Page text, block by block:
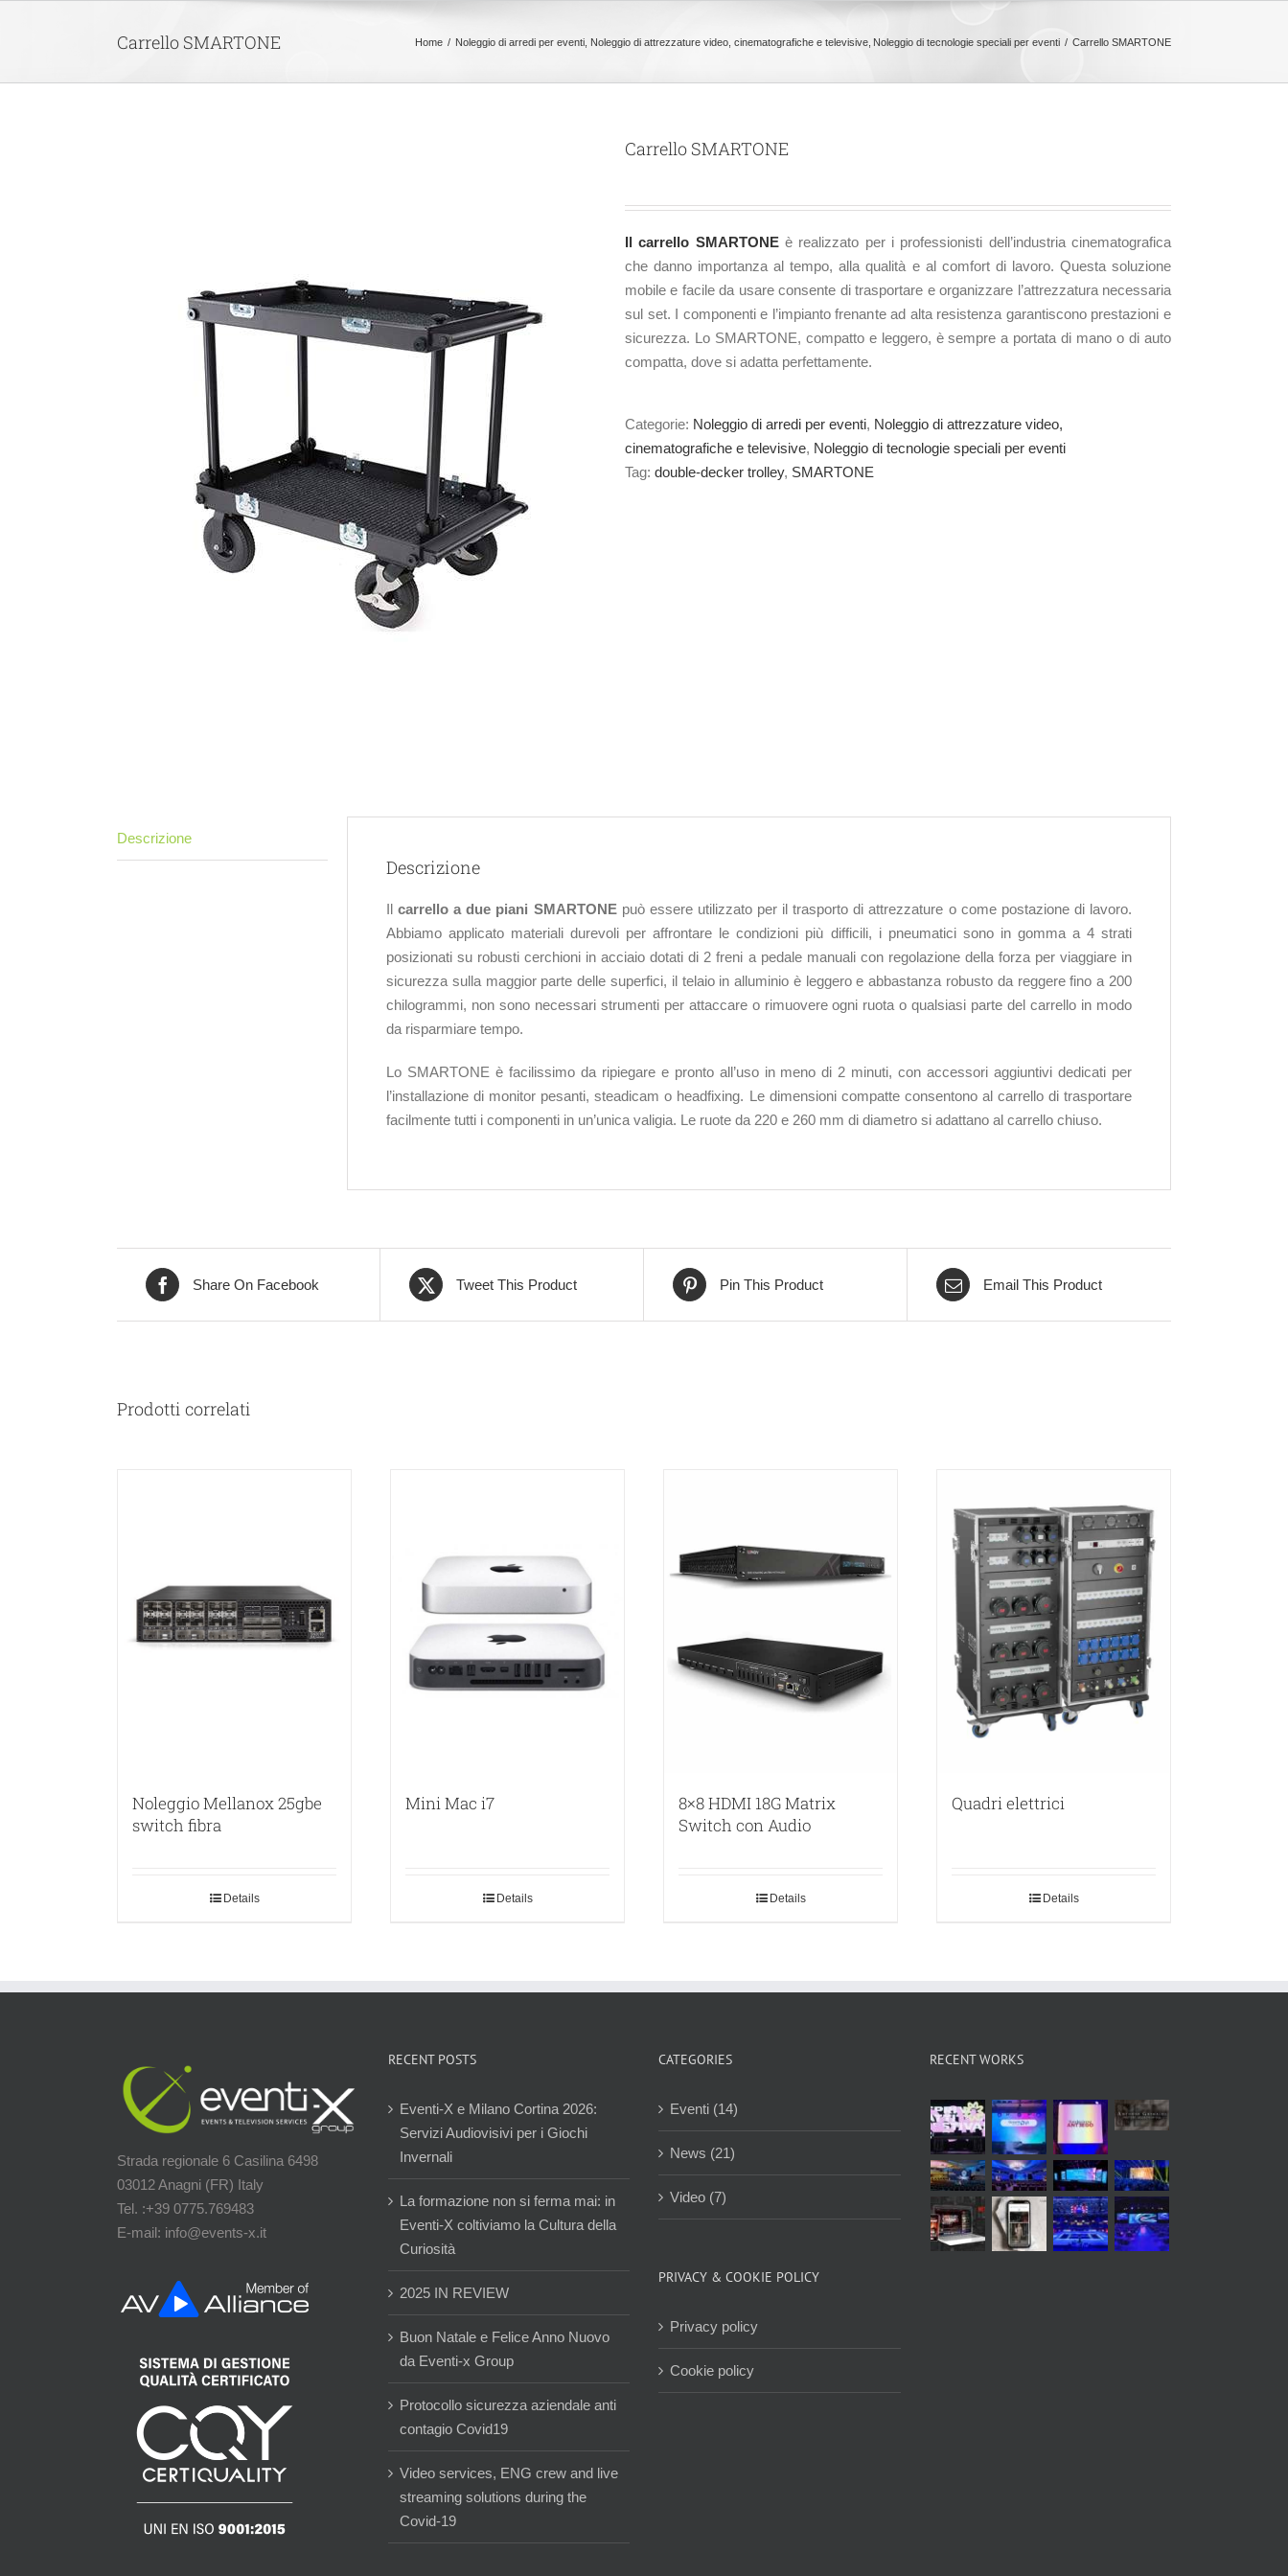
Carrello SMARTONE Home Noleggio di arredi per eventi Noleggio di attrezzature video, cinematografiche e televisive Noleggio di tecnologie speciali per eventi Carrello SMARTONE
Carrello SMARTONE
Il carrello SMARTONEè realizzato per i professionisti dell’industria cinematografica
che danno importanza al tempo, alla qualità e al comfort di lavoro. Questa soluzione
mobile e facile da usare consente di trasportare e organizzare l’attrezzatura necessaria
sul set. I componenti e l’impianto frenante ad alta resistenza garantiscono prestazioni e
sicurezza. Lo SMARTONE, compatto e leggero, è sempre a portata di mano o di auto
compatta, dove si adatta perfettamente.
Categorie: Noleggio di arredi per eventi, Noleggio di attrezzature video,
cinematografiche e televisive, Noleggio di tecnologie speciali per eventi
Tag: double-decker trolley, SMARTONE
Descrizione
Descrizione
Ilcarrello a due piani SMARTONEpuò essere utilizzato per il trasporto di attrezzature o come postazione di lavoro.
Abbiamo applicato materiali durevoli per affrontare le condizioni più difficili, i pneumatici sono in gomma a 4 strati
posizionati su robusti cerchioni in acciaio dotati di 2 freni a pedale manuali con regolazione della forza per viaggiare in
sicurezza sulla maggior parte delle superfici, il telaio in alluminio è leggero e abbastanza robusto da reggere fino a 200
chilogrammi, non sono necessari strumenti per attaccare o rimuovere ogni ruota o qualsiasi parte del carrello in modo
da risparmiare tempo.
Lo SMARTONE è facilissimo da ripiegare e pronto all’uso in meno di 2 minuti, con accessori aggiuntivi dedicati per
l’installazione di monitor pesanti, steadicam o headfixing. Le dimensioni compatte consentono al carrello di trasportare
facilmente tutti i componenti in un’unica valigia. Le ruote da 220 e 260 mm di diametro si adattano al carrello chiuso.
Share On Facebook Tweet This Product Pin This Product Email This Product
Prodotti correlati
Noleggio Mellanox 25gbe
switch fibra
Details
Mini Mac i7
Details
8×8 HDMI 18G Matrix
Switch con Audio
Details
Quadri elettrici
Details
Strada regionale 6 Casilina 6498
03012 Anagni (FR) Italy
Tel. :+39 0775.769483
E-mail: info@events-x.it
RECENT POSTS
Eventi-X e Milano Cortina 2026:
Servizi Audiovisivi per i Giochi
Invernali
La formazione non si ferma mai: in
Eventi-X coltiviamo la Cultura della
Curiosità
2025 IN REVIEW
Buon Natale e Felice Anno Nuovo
da Eventi-x Group
Protocollo sicurezza aziendale anti
contagio Covid19
Video services, ENG crew and live
streaming solutions during the
Covid-19
CATEGORIES
Eventi (14)
News (21)
Video (7)
PRIVACY & COOKIE POLICY
Privacy policy
Cookie policy
RECENT WORKS